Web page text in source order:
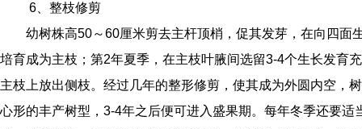
6、整枝修剪
幼树株高50～60厘米剪去主杆顶梢，促其发芽，在向四面
培育成为主枝；第2年夏季，在主枝叶腋间选留3-4个生长发育
主枝上放出侧枝。经过几年的整形修剪，使其成为外圆内空，
心形的丰产树型，3-4年之后便可进入盛果期。每年冬季还要